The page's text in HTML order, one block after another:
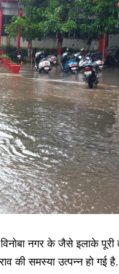
नगर के जैसे इलाके पूरी
की समस्या उत्पन्न हो गई